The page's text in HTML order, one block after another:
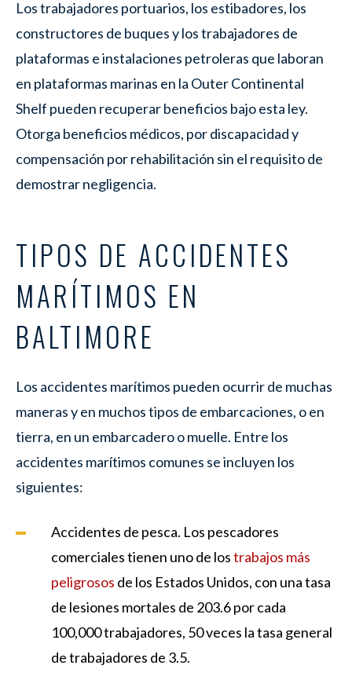
Los trabajadores portuarios, los estibadores, los
constructores de buques y los trabajadores de
plataformas e instalaciones petroleras que laboran
en plataformas marinas en la Outer Continental
Shelf pueden recuperar beneficios bajo esta ley.
Otorga beneficios médicos, por discapacidad y
compensación por rehabilitación sin el requisito de
demostrar negligencia.
TIPOS DE ACCIDENTES
MARÍTIMOS EN
BALTIMORE
Los accidentes marítimos pueden ocurrir de muchas
maneras y en muchos tipos de embarcaciones, o en
tierra, en un embarcadero o muelle. Entre los
accidentes marítimos comunes se incluyen los
siguientes:
Accidentes de pesca. Los pescadores
comerciales tienen uno de lostrabajos más
peligrosos de los Estados Unidos, con una tasa
de lesiones mortales de 203.6 por cada
100,000 trabajadores, 50 veces la tasa general
de trabajadores de 3.5.